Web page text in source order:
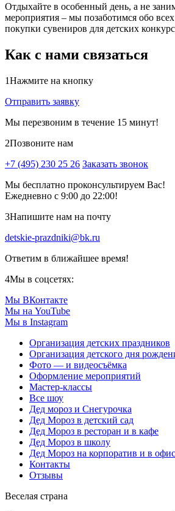
Отдыхайте в особенный день, а не
мероприятия – мы позаботимся обо
покупки сувениров для детских
Как с нами связаться
1Нажмите на кнопку
Отправить заявку
Мы перезвоним в течение 15 минут!
2Позвоните нам
+7 (495) 230 25 26 Заказать звонок
Мы бесплатно проконсультируем Вас!
Ежедневно с 9:00 до 22:00!
3Напишите нам на почту
detskie-prazdniki@bk.ru
Ответим в ближайшее время!
4Мы в соцсетях:
Мы ВКонтакте
Мы на YouTube
Мы в Instagram
Организация детских праздников
Организация детского дня
Фото — и видеосъёмка
Оформление мероприятий
Мастер-классы
Все шоу
Дед мороз и Снегурочка
Дед Мороз в детский сад
Дед Мороз в ресторан и в кафе
Дед Мороз в школу
Дед Мороз на корпоратив и в офис
Контакты
Отзывы
Веселая страна